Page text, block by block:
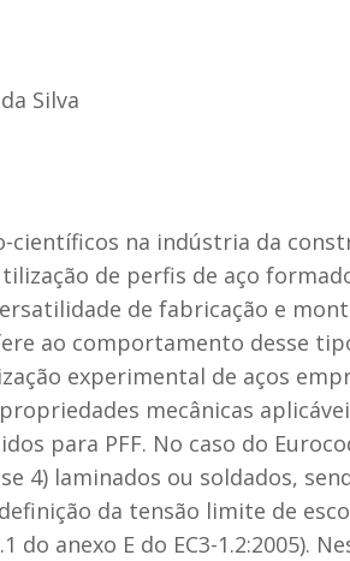
Silva
científicos na indústria da
de perfis de aço
de fabricação e
ao comportamento desse
experimental de aços
mecânicas
para PFF. No caso do
4) laminados ou soldados,
da tensão limite de
do anexo E do EC3-